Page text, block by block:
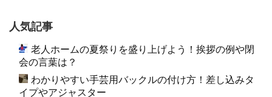
人気記事
老人ホームの夏祭りを盛り上げよう！挨拶の例や閉
会の言葉は？
わかりやすい手芸用バックルの付け方！差し込みタ
イプやアジャスター